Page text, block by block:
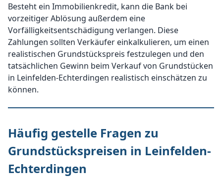
Besteht ein Immobilienkredit, kann die Bank bei
vorzeitiger Ablösung außerdem eine
Vorfälligkeitsentschädigung verlangen. Diese
Zahlungen sollten Verkäufer einkalkulieren, um einen
realistischen Grundstückspreis festzulegen und den
tatsächlichen Gewinn beim Verkauf von Grundstücken
in Leinfelden-Echterdingen realistisch einschätzen zu
können.
Häufig gestelle Fragen zu
Grundstückspreisen in Leinfelden-
Echterdingen